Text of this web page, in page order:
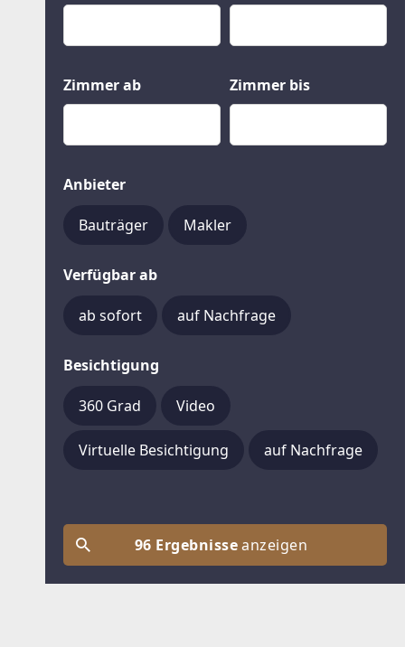
Zimmer ab Zimmer bis
Anbieter
Bauträger Makler
Verfügbar ab
ab sofort auf Nachfrage
Besichtigung
360 Grad Video
Virtuelle Besichtigung auf Nachfrage
96 Ergebnisseanzeigen